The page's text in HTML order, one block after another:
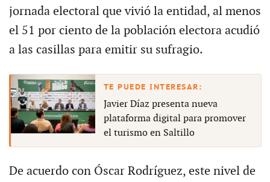
jornada electoral que vivió la entidad, al menos
el 51 por ciento de la población electora acudió
a las casillas para emitir su sufragio.
Javier Díaz presenta nueva
plataforma digital para promover
el turismo en Saltillo
De acuerdo con Óscar Rodríguez, este nivel de